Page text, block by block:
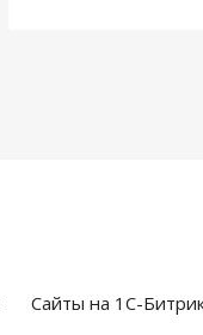
Cайты на 1С-